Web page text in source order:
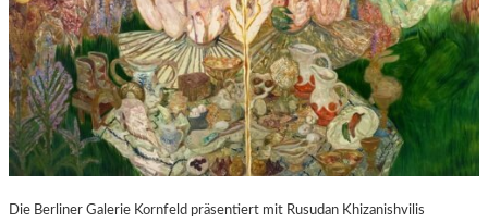
Die Berliner Galerie Kornfeld präsentiert mit Rusudan Khizanishvilis